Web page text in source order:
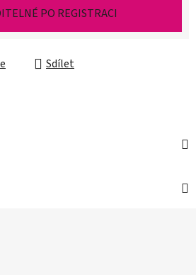
PO REGISTRACI
Sdílet